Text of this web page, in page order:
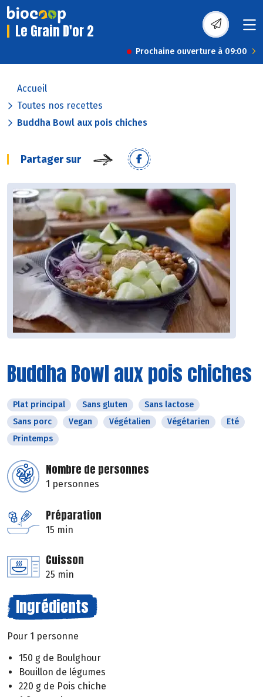
Le Grain D'or 2
Prochaine ouverture à 09:00
Accueil
Toutes nos recettes
Buddha Bowl aux pois chiches
Partager sur
Buddha Bowl aux pois chiches
Plat principal Sans gluten
Sans lactose
Sans porc
Vegan Végétalien Végétarien
Eté
Printemps
Nombre de personnes
1 personnes
Préparation
15 min
Cuisson
25 min
Ingrédients
Pour 1 personne
150 g de Boulghour
Bouillon de légumes
220 g de Pois chiche